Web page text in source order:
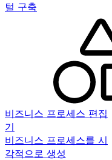
털 구축
비즈니스 프로세스 편집
기
비즈니스 프로세스를 시
각적으로 생성